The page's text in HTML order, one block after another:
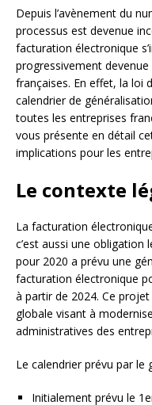
Depuis l’avènement du
processus est devenue
facturation électronique
progressivement
françaises. En effet, la loi
calendrier de
toutes les entreprises
vous présente en détail
implications pour les
Le contexte
La facturation
c’est aussi une obligation
pour 2020 a prévu une
facturation électronique
à partir de 2024. Ce projet
globale visant à
administratives des
Le calendrier prévu par le
Initialement prévu le